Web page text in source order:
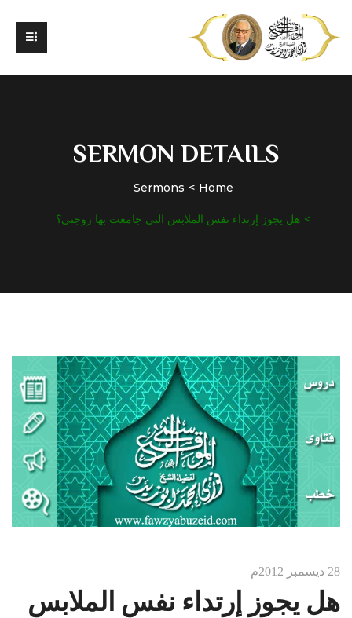
SERMON DETAILS
Home
Sermons
هل يجوز إرتداء نفس الملابس التى جامعت بها زوجتى؟
28 ديسمبر 2012م
هل يجوز إرتداء نفس الملابس